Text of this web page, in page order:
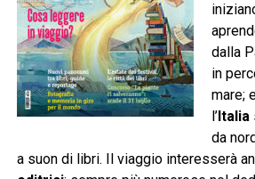
dalla
in
mare;
l’Italia
da
a suon di libri. Il viaggio interesserà